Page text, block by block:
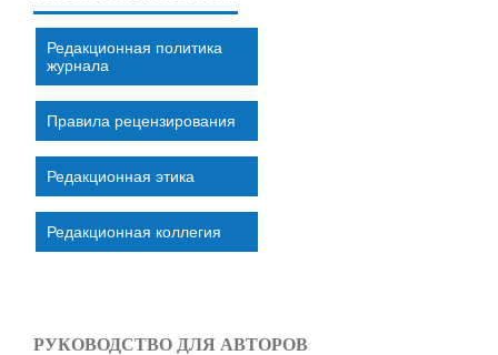
Редакционная политика
журнала
Правила рецензирования
Редакционная этика
Редакционная коллегия
РУКОВОДСТВО ДЛЯ АВТОРОВ